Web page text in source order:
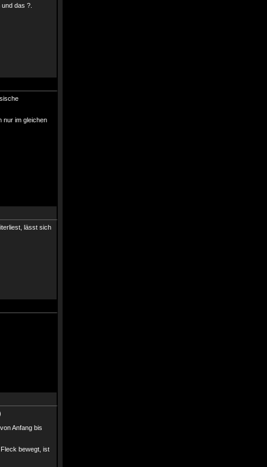
das ?.
nur im gleichen
lässt sich
Anfang bis
bewegt, ist